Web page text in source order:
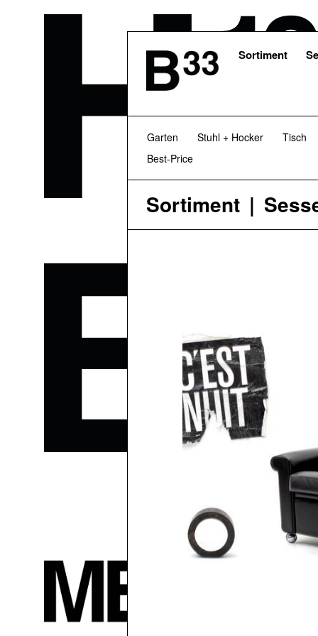
Sortiment
Garten Stuhl + Hocker Tisch
Best-Price
Sortiment